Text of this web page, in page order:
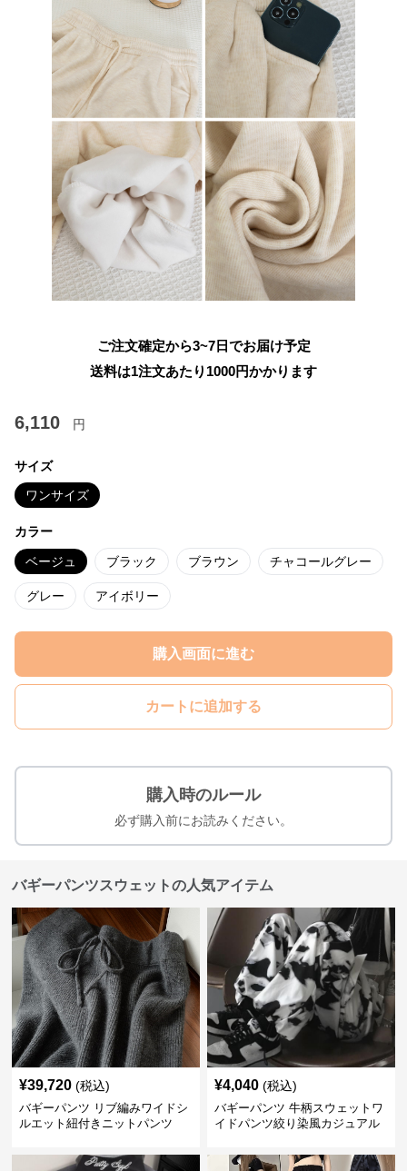
ご注文確定から3~7日でお届け予定
送料は1注文あたり 1000円かかります
6,110 円
サイズ
ワンサイズ
カラー
ベージュ ブラック ブラウン チャコールグレー
グレー アイボリー
購入画面に進む
カートに追加する
購入時のルール
必ず購入前にお読みください。
バギーパンツスウェットの人気アイテム
¥39,720 (税込)
バギーパンツ リブ編みワイドシ
ルエット紐付きニットパンツ
¥4,040 (税込)
バギーパンツ 牛柄スウェットワ
イドパンツ絞り染風カジュアル